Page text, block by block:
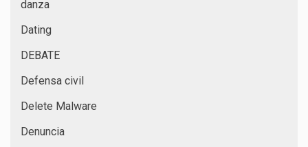
danza
Dating
DEBATE
Defensa civil
Delete Malware
Denuncia